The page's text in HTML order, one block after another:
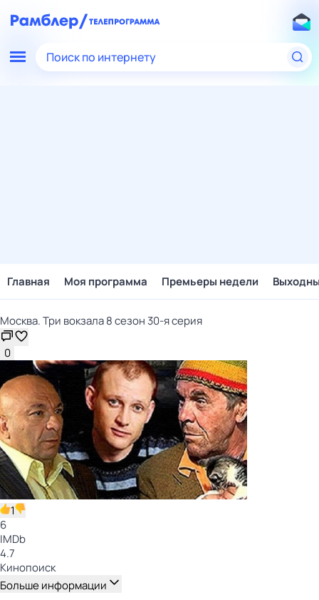
Поиск по интернету
Главная Моя программа Премьеры недели
Москва. Три вокзала 8 сезон 30-я серия
0
1
6
IMDb
4.7
Кинопоиск
Больше информации